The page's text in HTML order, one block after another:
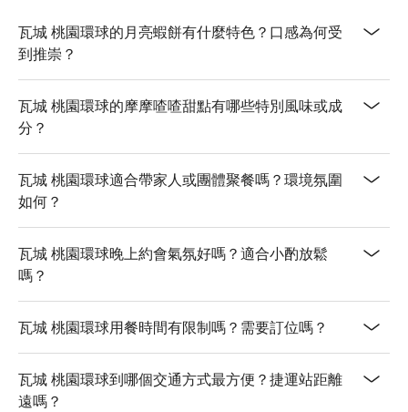
【泰國勝獅啤酒】清爽微苦，果香馥郁
瓦城 桃園環球的月亮蝦餅有什麼特色？口感為何受
到推崇？
瓦城 桃園環球的摩摩喳喳甜點有哪些特別風味或成
分？
瓦城 桃園環球適合帶家人或團體聚餐嗎？環境氛圍
如何？
瓦城 桃園環球晚上約會氣氛好嗎？適合小酌放鬆
嗎？
瓦城 桃園環球用餐時間有限制嗎？需要訂位嗎？
瓦城 桃園環球到哪個交通方式最方便？捷運站距離
遠嗎？